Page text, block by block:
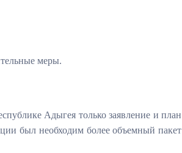
меры.
Адыгея только заявление и план
был необходим более объемный пакет